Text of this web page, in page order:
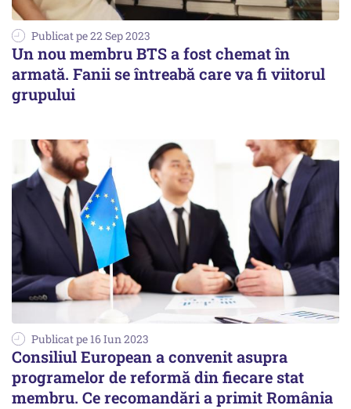
Publicat pe 22 Sep 2023
Un nou membru BTS a fost chemat în
armată. Fanii se întreabă care va fi viitorul
grupului
Publicat pe 16 Iun 2023
Consiliul European a convenit asupra
programelor de reformă din fiecare stat
membru. Ce recomandări a primit România